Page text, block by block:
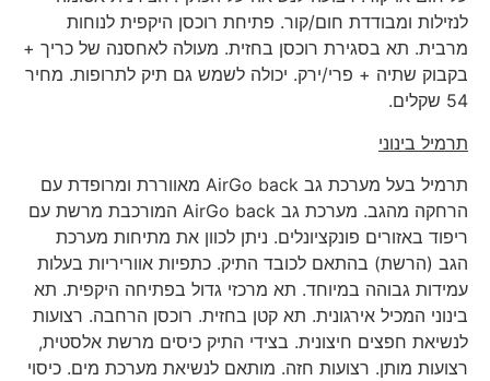
לנזילות ומבודדת חום/קור. פתיחת רוכסן היקפית לנוחות
מרבית. תא בסגירת רוכסן בחזית. מעולה לאחסנה של כריך +
בקבוק שתיה + פרי/ירק. יכולה לשמש גם תיק לתרופות. מחיר
תרמיל בינוני
תרמיל בעל מערכת גב AirGo back מאווררת ומרופדת עם
הרחקה מהגב. מערכת גב AirGo back המורכבת מרשת עם
ריפוד באזורים פונקציונלים. ניתן לכוון את מתיחות מערכת
הגב (הרשת) בהתאם לכובד התיק. כתפיות אווריריות בעלות
עמידות גבוהה במיוחד. תא מרכזי גדול בפתיחה היקפית. תא
בינוני המכיל אירגונית. תא קטן בחזית. רוכסן הרחבה. רצועות
לנשיאת חפצים חיצונית. בצידי התיק כיסים מרשת אלסטית,
רצועות מותן. רצועות חזה. מותאם לנשיאת מערכת מים. כיסוי